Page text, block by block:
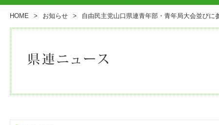
HOME > お知らせ > 自由民主党山口県連青年部・青年局大会並びに